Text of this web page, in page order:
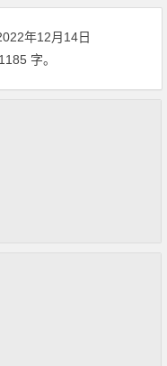
年12月14日
字。